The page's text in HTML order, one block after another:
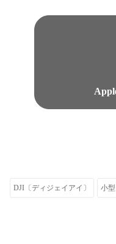
DJI〔ディジェイアイ〕 小